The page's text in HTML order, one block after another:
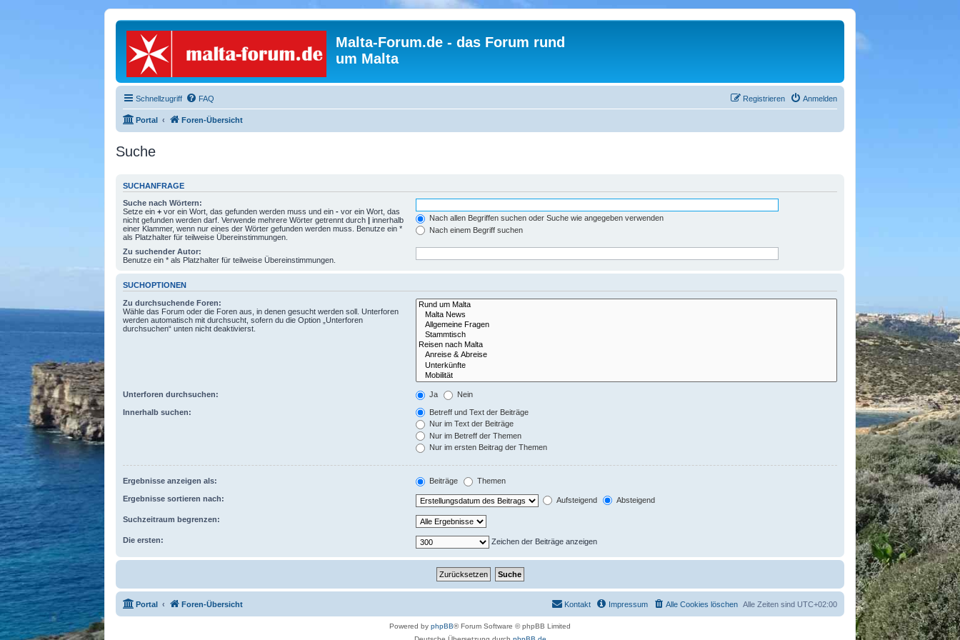
Malta-Forum.de - das Forum rund
um Malta
Schnellzugriff FAQ Anmelden
Registrieren
Portal Foren-Übersicht
Suche
SUCHANFRAGE
Suche nach Wörtern:
Setze ein + vor ein Wort, das gefunden werden muss und ein - vor ein Wort, das
nicht gefunden werden darf. Verwende mehrere Wörter getrennt durch | innerhalb
einer Klammer, wenn nur eines der Wörter gefunden werden muss. Benutze ein *
als Platzhalter für teilweise Übereinstimmungen.
Nach allen Begriffen suchen oder Suche wie angegeben verwenden
Nach einem Begriff suchen
Zu suchender Autor:
Benutze ein * als Platzhalter für teilweise Übereinstimmungen.
SUCHOPTIONEN
Zu durchsuchende Foren:
Wähle das Forum oder die Foren aus, in denen gesucht werden soll. Unterforen
werden automatisch mit durchsucht, sofern du die Option „Unterforen
durchsuchen“ unten nicht deaktivierst.
Unterforen durchsuchen: Ja Nein
Innerhalb suchen:
Betreff und Text der Beiträge
Nur im Text der Beiträge
Nur im Betreff der Themen
Nur im ersten Beitrag der Themen
Ergebnisse anzeigen als: Beiträge Themen
Ergebnisse sortieren nach: Aufsteigend Absteigend
Suchzeitraum begrenzen:
Die ersten: Zeichen der Beiträge anzeigen
Portal Foren-Übersicht Alle Zeiten sind UTC+02:00
Alle Cookies löschen
Impressum
Kontakt
Powered by phpBB® Forum Software © phpBB Limited